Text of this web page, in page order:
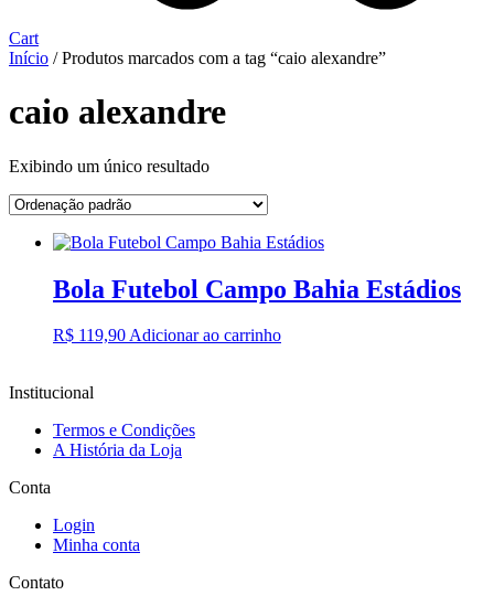
Cart
Início / Produtos marcados com a tag “caio alexandre”
caio alexandre
Exibindo um único resultado
Bola Futebol Campo Bahia Estádios
R$ 119,90Adicionar ao carrinho
Institucional
Termos e Condições
A História da Loja
Conta
Login
Minha conta
Contato